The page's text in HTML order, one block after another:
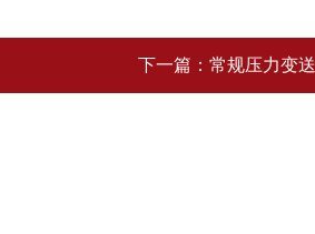
下一篇： 常规压力变